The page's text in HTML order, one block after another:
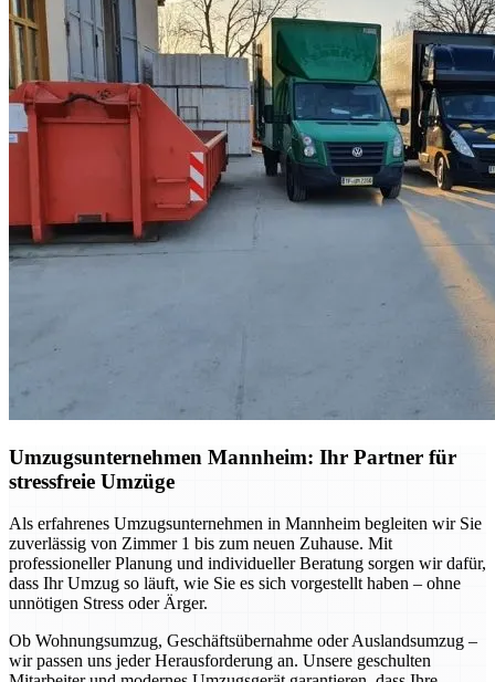
Umzugsunternehmen Mannheim: Ihr Partner für
stressfreie Umzüge
Als erfahrenes Umzugsunternehmen in Mannheim begleiten wir Sie
zuverlässig von Zimmer 1 bis zum neuen Zuhause. Mit
professioneller Planung und individueller Beratung sorgen wir dafür,
dass Ihr Umzug so läuft, wie Sie es sich vorgestellt haben – ohne
unnötigen Stress oder Ärger.
Ob Wohnungsumzug, Geschäftsübernahme oder Auslandsumzug –
wir passen uns jeder Herausforderung an. Unsere geschulten